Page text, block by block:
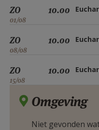
ZO
01/08
10.00
ZO
08/08
10.00
ZO
15/08
10.00
Omgeving
Niet gevonden